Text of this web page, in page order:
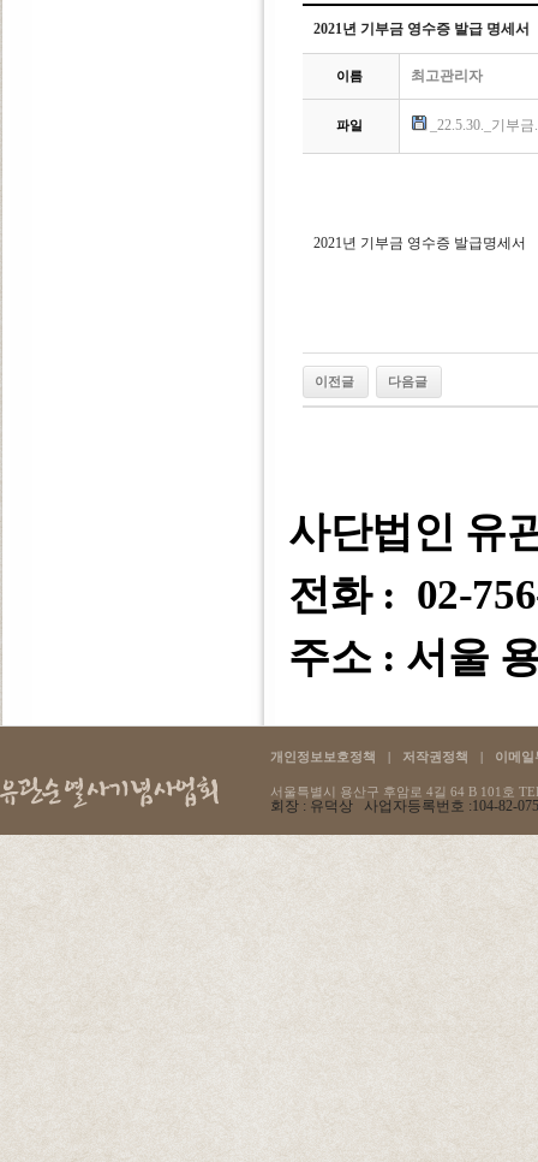
2021년 기부금 영수증 발급 명세서
이름 최고관리자
파일 _22.5.30._기부
2021년 기부금 영수증 발급명세서
이전글 다음글
사단법인 유
전화 : 02-
주소 : 서울
개인정보보호정책 | 저작권정책 | 이메일
서울특별시 용산구 후암로 4길 64 B 101호
회장 : 유덕상 사업자등록번호 :104-82-